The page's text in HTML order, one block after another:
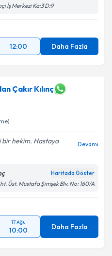
İş Merkezi Ka:3 D:9
12:00 Daha Fazla
Çakır Kılınç
bir hekim. Hastaya
Devamı
Haritada Göster
Üst. Mustafa Şimşek Blv. No: 160/A
17 Ağu
10:00 Daha Fazla